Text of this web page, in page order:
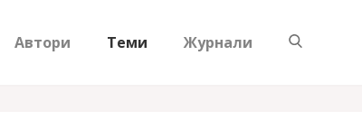
Автори Теми Журнали